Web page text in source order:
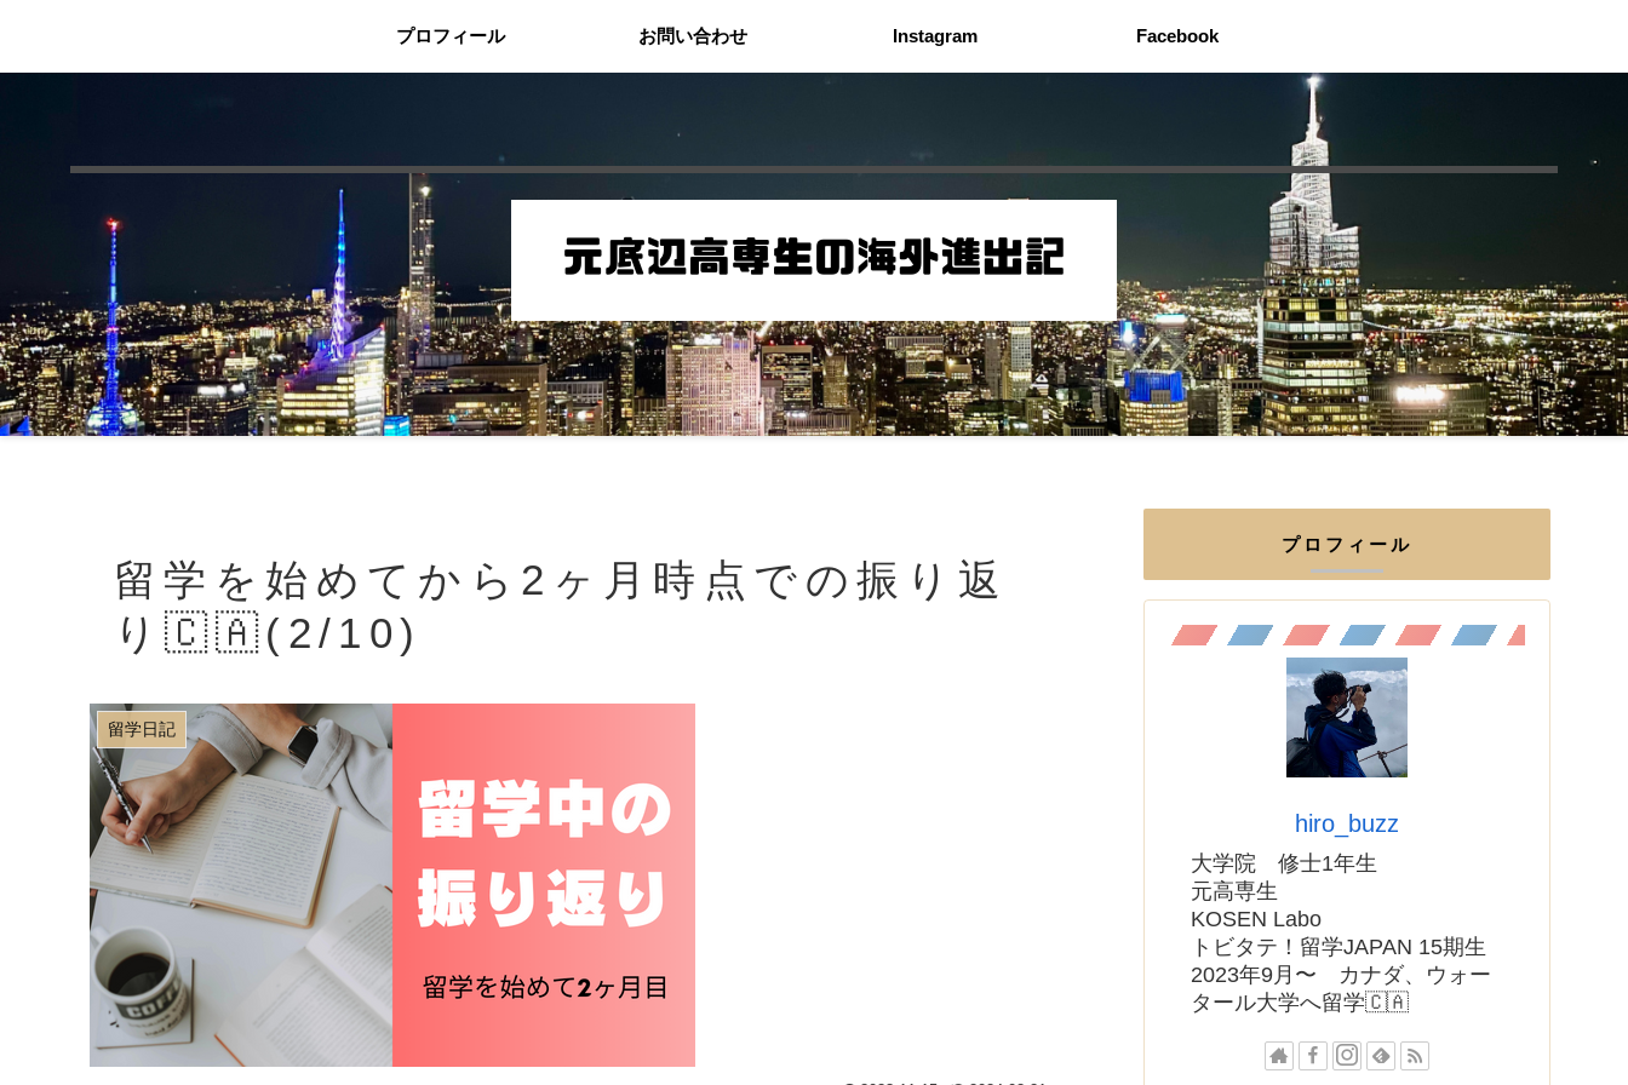
プロフィール お問い合わせ Instagram Facebook
留学を始めてから2ヶ月時点での振り返
り🇨🇦(2/10)
留学日記
プロフィール
hiro_buzz
大学院 修士1年生
元高専生
KOSEN Labo
トビタテ！留学JAPAN 15期生
2023年9月〜 カナダ、ウォー
タール大学へ留学🇨🇦